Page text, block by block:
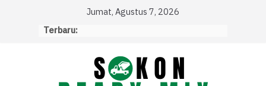
Jumat, Agustus 7, 2026
Terbaru: